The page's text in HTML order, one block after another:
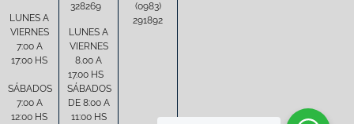
LUNES A
VIERNES
7:00 A
17:00 HS
SÁBADOS
7:00 A
12:00 HS
328269
LUNES A
VIERNES
8.00 A
17.00 HS
SÁBADOS
DE 8:00 A
11:00 HS
(0983)
291892